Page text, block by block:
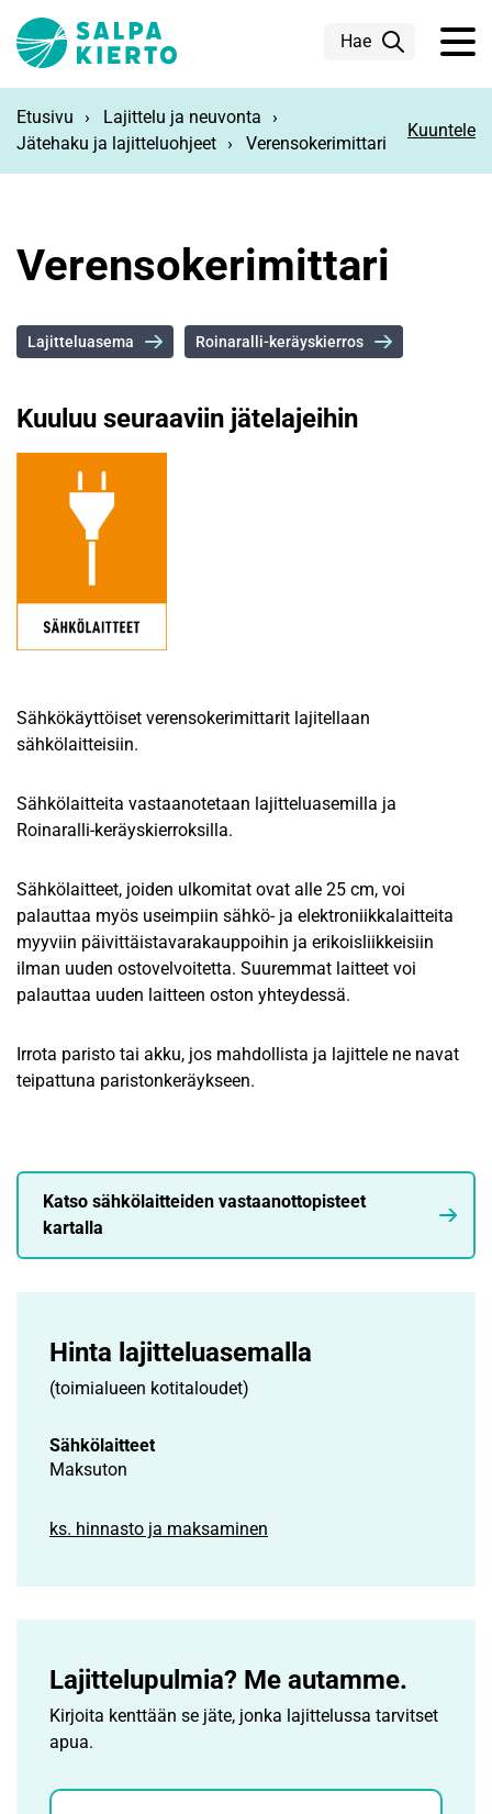
Hae
Etusivu
Lajittelu ja neuvonta
Jätehaku ja lajitteluohjeet
Verensokerimittari
Kuuntele
Verensokerimittari
Lajitteluasema Roinaralli-keräyskierros
Kuuluu seuraaviin jätelajeihin
Sähkökäyttöiset verensokerimittarit lajitellaan
sähkölaitteisiin.
Sähkölaitteita vastaanotetaan lajitteluasemilla ja
Roinaralli-keräyskierroksilla.
Sähkölaitteet, joiden ulkomitat ovat alle 25 cm, voi
palauttaa myös useimpiin sähkö- ja elektroniikkalaitteita
myyviin päivittäistavarakauppoihin ja erikoisliikkeisiin
ilman uuden ostovelvoitetta. Suuremmat laitteet voi
palauttaa uuden laitteen oston yhteydessä.
Irrota paristo tai akku, jos mahdollista ja lajittele ne navat
teipattuna paristonkeräykseen.
Katso sähkölaitteiden vastaanottopisteet
kartalla
Hinta lajittelu­asemalla
(toimialueen kotitaloudet)
Sähkölaitteet
Maksuton
ks. hinnasto ja maksaminen
Lajittelupulmia? Me autamme.
Kirjoita kenttään se jäte, jonka lajittelussa tarvitset
apua.
Jätehaku